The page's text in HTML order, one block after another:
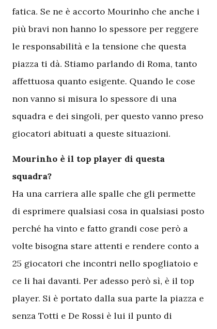
fatica. Se ne è accorto Mourinho che anche i
più bravi non hanno lo spessore per reggere
le responsabilità e la tensione che questa
piazza ti dà. Stiamo parlando di Roma, tanto
affettuosa quanto esigente. Quando le cose
non vanno si misura lo spessore di una
squadra e dei singoli, per questo vanno preso
giocatori abituati a queste situazioni.
Mourinho è il top player di questa
squadra?
Ha una carriera alle spalle che gli permette
di esprimere qualsiasi cosa in qualsiasi posto
perché ha vinto e fatto grandi cose però a
volte bisogna stare attenti e rendere conto a
25 giocatori che incontri nello spogliatoio e
ce li hai davanti. Per adesso però sì, è il top
player. Si è portato dalla sua parte la piazza e
senza Totti e De Rossi è lui il punto di